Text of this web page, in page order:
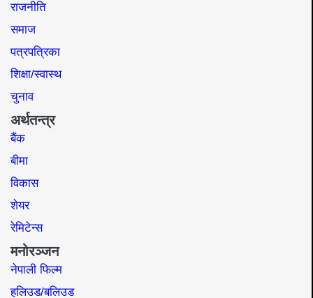
राजनीति
समाज​
पत्रपत्रिका
शिक्षा/स्वास्थ
चुनाव
अर्थतन्त्र
बैंक
बीमा
विकास
शेयर
रेमिटेन्स
मनोरञ्जन
नेपाली फिल्म
हलिउड/बलिउड